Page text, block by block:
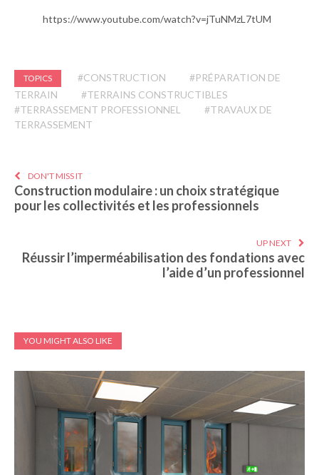
https://www.youtube.com/watch?v=jTuNMzL7tUM
TOPICS #CONSTRUCTION
#PRÉPARATION DE
TERRAIN
#TERRAINS CONSTRUCTIBLES
#TERRASSEMENT PROFESSIONNEL
#TRAVAUX DE
TERRASSEMENT
DON'T MISS IT
Construction modulaire : un choix stratégique
pour les collectivités et les professionnels
UP NEXT
Réussir l’imperméabilisation des fondations avec
l’aide d’un professionnel
YOU MIGHT ALSO LIKE